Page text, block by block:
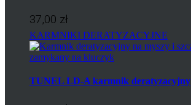
37,00 zł
KARMNIKI DERATYZACYJNE
TUNEL LD-A karmnik deratyzacyjny